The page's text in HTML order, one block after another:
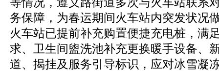
务保障，为春运期间火车站内突发状况
火车站已提前补充购置便捷充电桩，满
求、卫生间盥洗池补充更换暖手设备、
道、揭挂及服务引导标识，应对冰雪凝